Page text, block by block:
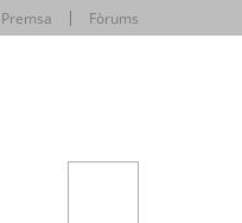
Premsa Fòrums